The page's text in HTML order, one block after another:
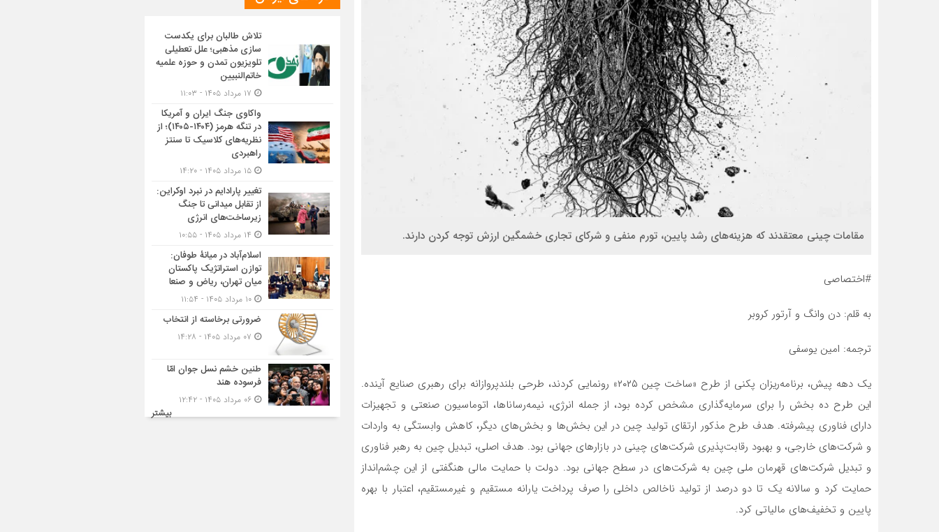
مقامات چینی معتقدند که هزینه‌های رشد پایین‌، تورم منفی و شرکای تجاری خشمگین ارزش توجه کردن دارند.
#اختصاصی
به قلم: دن وانگ و آرتور کروبر
ترجمه: امین یوسفی
یک دهه پیش، برنامه‌ریزان پکنی از طرح «ساخت چین ۲۰۲۵» رونمایی کردند، طرحی بلندپروازانه برای رهبری صنایع آینده.
این طرح ده بخش را برای سرمایه‌گذاری مشخص کرده بود، از جمله انرژی، نیمه‌رساناها، اتوماسیون صنعتی و تجهیزات
دارای فناوری پیشرفته. هدف طرح مذکور ارتقای تولید چین در این بخش‌ها و بخش‌های دیگر، کاهش وابستگی به واردات
و شرکت‌های خارجی، و بهبود رقابت‌پذیری شرکت‌های چینی در بازارهای جهانی بود. هدف اصلی، تبدیل چین به رهبر فناوری
و تبدیل شرکت‌های قهرمان ملی چین به شرکت‌های در سطح جهانی بود. دولت با حمایت مالی هنگفتی از این چشم‌انداز
حمایت کرد و سالانه یک تا دو درصد از تولید ناخالص داخلی را صرف پرداخت یارانه‌ مستقیم و غیرمستقیم، اعتبار با بهره
پایین و تخفیف‌های مالیاتی کرد.
تلاش طالبان برای یکدست
سازی مذهبی؛ علل تعطیلی
تلویزیون تمدن و حوزه علمیه
خاتم‌النبیین
واکاوی جنگ ایران و آمریکا
در تنگه هرمز (۱۴۰۴-۱۴۰۵)؛ از
نظریه‌های کلاسیک تا سنتز
راهبردی
تغییر پارادایم در نبرد اوکراین:
از تقابل میدانی تا جنگ
زیرساخت‌های انرژی
اسلام‌آباد در میانۀ طوفان:
توازن استراتژیک پاکستان
میان تهران، ریاض و صنعا
ضرورتی برخاسته از انتخاب
طنین خشم نسل جوان امّا
فرسوده هند
بیشتر